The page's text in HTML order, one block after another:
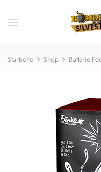
Startseite Shop Batterie-